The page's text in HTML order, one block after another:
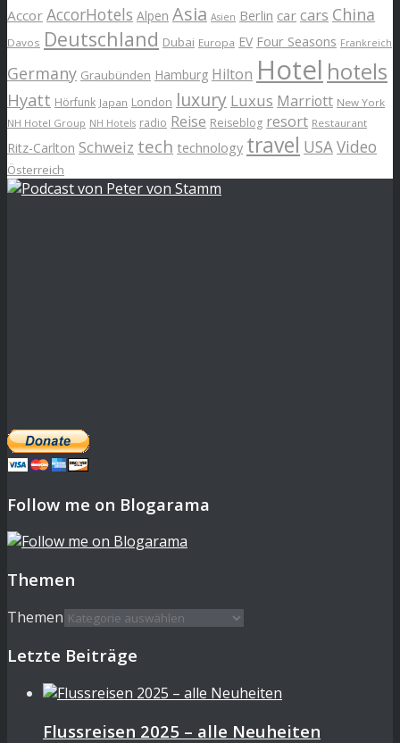
Accor AccorHotels Alpen Asia Asien Berlin car cars China
Davos Deutschland Dubai Europa EV Four Seasons Frankreich
Germany Graubünden Hamburg Hilton Hotel hotels
Hyatt Hörfunk Japan London luxury Luxus Marriott New York
NH Hotel Group NH Hotels radio Reise Reiseblog resort Restaurant
Ritz-Carlton Schweiz tech technology travel USAVideo
Österreich
Follow me on Blogarama
Themen
Themen
Letzte Beiträge
Flussreisen 2025 – alle Neuheiten